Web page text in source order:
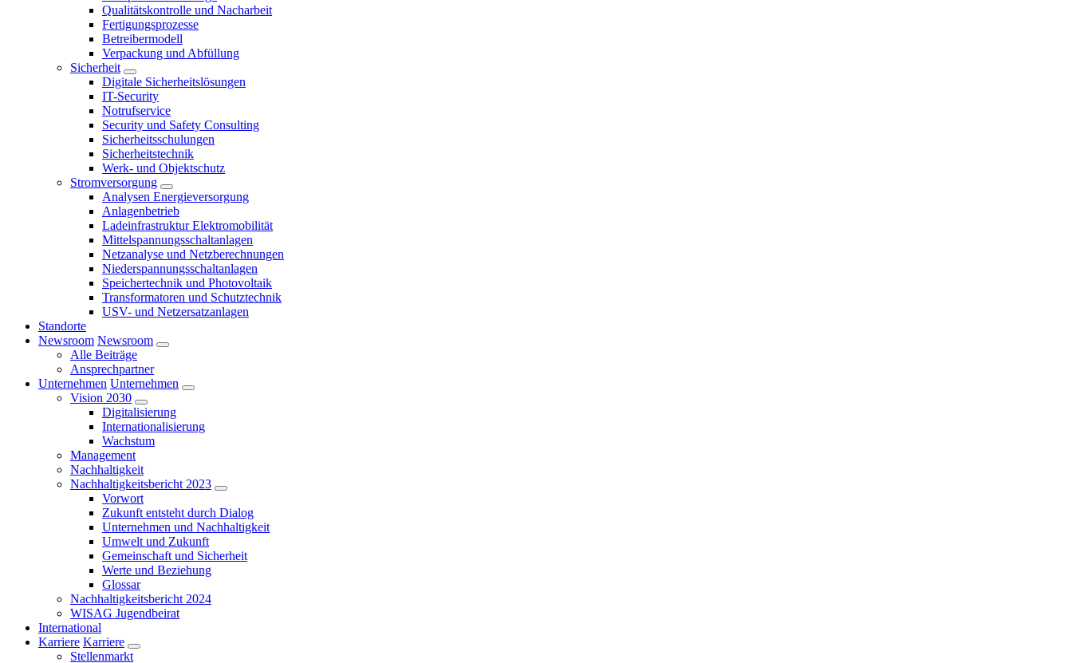
Qualitätskontrolle und Nacharbeit
Fertigungsprozesse
Betreibermodell
Verpackung und Abfüllung
Sicherheit
Digitale Sicherheitslösungen
IT-Security
Notrufservice
Security und Safety Consulting
Sicherheitsschulungen
Sicherheitstechnik
Werk- und Objektschutz
Stromversorgung
Analysen Energieversorgung
Anlagenbetrieb
Ladeinfrastruktur Elektromobilität
Mittelspannungsschaltanlagen
Netzanalyse und Netzberechnungen
Niederspannungsschaltanlagen
Speichertechnik und Photovoltaik
Transformatoren und Schutztechnik
USV- und Netzersatzanlagen
Standorte
Newsroom Newsroom
Alle Beiträge
Ansprechpartner
Unternehmen Unternehmen
Vision 2030
Digitalisierung
Internationalisierung
Wachstum
Management
Nachhaltigkeit
Nachhaltigkeitsbericht 2023
Vorwort
Zukunft entsteht durch Dialog
Unternehmen und Nachhaltigkeit
Umwelt und Zukunft
Gemeinschaft und Sicherheit
Werte und Beziehung
Glossar
Nachhaltigkeitsbericht 2024
WISAG Jugendbeirat
International
Karriere Karriere
Stellenmarkt